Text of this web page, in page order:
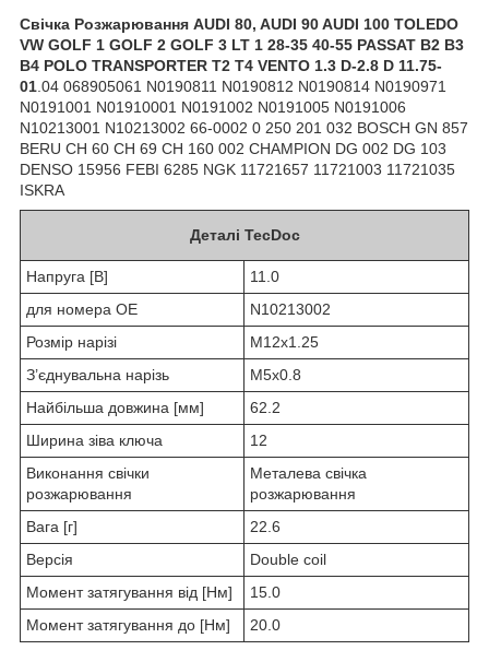
Свічка Розжарювання AUDI 80, AUDI 90 AUDI 100 TOLEDO
VW GOLF 1 GOLF 2 GOLF 3 LT 1 28-35 40-55 PASSAT B2 B3
B4 POLO TRANSPORTER T2 T4 VENTO 1.3 D-2.8 D 11.75-
01 .04 068905061 N0190811 N0190812 N0190814 N0190971
N0191001 N01910001 N0191002 N0191005 N0191006
N10213001 N10213002 66-0002 0 250 201 032 BOSCH GN 857
BERU CH 60 CH 69 CH 160 002 CHAMPION DG 002 DG 103
DENSO 15956 FEBI 6285 NGK 11721657 11721003 11721035
ISKRA
Деталі TecDoc
Напруга [В]
11.0
для номера OE
N10213002
Розмір нарізі
M12x1.25
З’єднувальна нарізь
M5x0.8
Найбільша довжина [мм]
62.2
Ширина зіва ключа
12
Виконання свічки
розжарювання
Металева свічка
розжарювання
Вага [г]
22.6
Версія
Double coil
Момент затягування від [Нм]
15.0
Момент затягування до [Нм]
20.0